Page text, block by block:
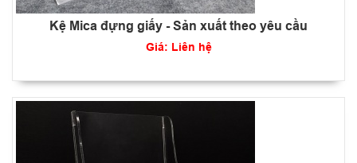
Kệ Mica đựng giấy - Sản xuất theo yêu cầu
Giá: Liên hệ